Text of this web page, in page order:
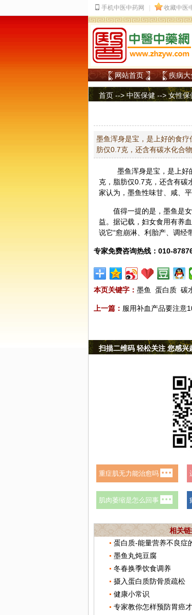
网站首页 疾病大
首页 -->中医保健 -->女性保
墨鱼浑身是宝，是上好的食
肪仅0.7克，还含有碳水化合
墨鱼浑身是宝，是上好
克，脂肪仅0.7克，还含有碳
家认为，墨鱼性味甘、咸、
值得一提的是，墨鱼是
益。据记载，妇女食用有养
说它“愈崩淋、利胎产、调经
专家免费咨询热线：010-
本页关键字： 墨鱼 蛋白质 碳
上一篇： 服用补血产品要注意
扫描二维码 轻松关注 您感兴
相关
蛋白质-能量营养不良症
墨鱼丸炖豆腐
冬春换季饮食调养
摄入蛋白质防骨质疏松
健康小常识
专家教你怎样预防胃癌